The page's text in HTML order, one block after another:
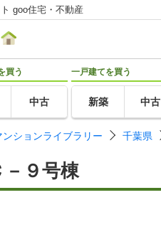
goo住宅・不動産
買う
中古
一戸建てを買う
新築 中古
ンションライブラリー 千葉県
９号棟